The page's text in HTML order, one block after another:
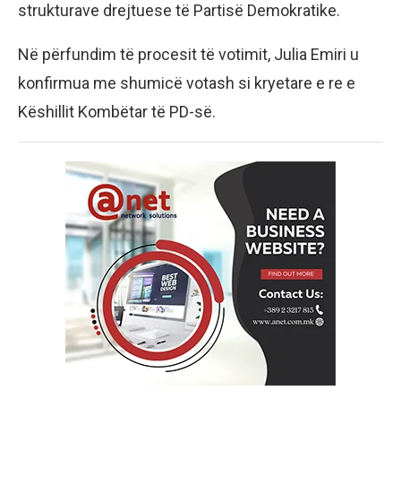
strukturave drejtuese të Partisë Demokratike.
Në përfundim të procesit të votimit, Julia Emiri u
konfirmua me shumicë votash si kryetare e re e
Këshillit Kombëtar të PD-së.